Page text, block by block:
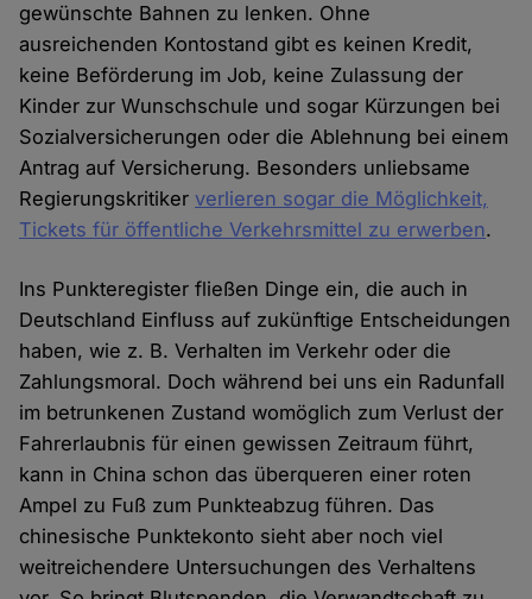
gewünschte Bahnen zu lenken. Ohne
ausreichenden Kontostand gibt es keinen Kredit,
keine Beförderung im Job, keine Zulassung der
Kinder zur Wunschschule und sogar Kürzungen bei
Sozialversicherungen oder die Ablehnung bei einem
Antrag auf Versicherung. Besonders unliebsame
Regierungskritikerverlieren sogar die Möglichkeit,
Tickets für öffentliche Verkehrsmittel zu erwerben.
Ins Punkteregister fließen Dinge ein, die auch in
Deutschland Einfluss auf zukünftige Entscheidungen
haben, wie z. B. Verhalten im Verkehr oder die
Zahlungsmoral. Doch während bei uns ein Radunfall
im betrunkenen Zustand womöglich zum Verlust der
Fahrerlaubnis für einen gewissen Zeitraum führt,
kann in China schon das überqueren einer roten
Ampel zu Fuß zum Punkteabzug führen. Das
chinesische Punktekonto sieht aber noch viel
weitreichendere Untersuchungen des Verhaltens